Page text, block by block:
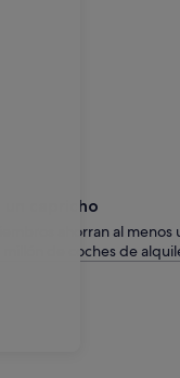
un capricho
ahorran al menos
millón de coches de